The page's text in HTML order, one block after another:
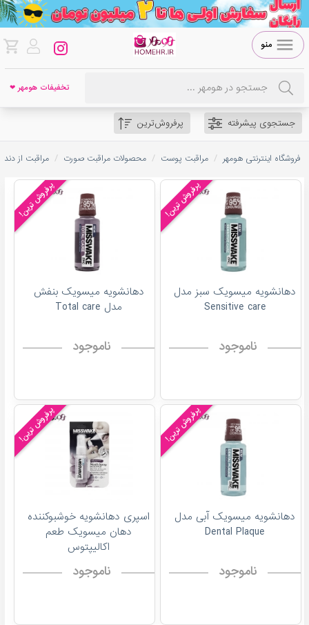
منو
تخفیفات هومهر ❤
جستجوی پیشرفته پرفروش‌ترین
فروشگاه اینترنتی هومهر / مراقبت پوست / محصولات مراقبت صورت / مراقبت از
پرفروش ترین!
دهانشویه میسویک سبز مدل
Sensitive care
ناموجود
پرفروش ترین!
دهانشویه میسویک بنفش
مدل Total care
ناموجود
پرفروش ترین!
دهانشویه میسویک آبی مدل
Dental Plaque
ناموجود
پرفروش ترین!
اسپری دهانشویه خوشبوکننده
دهان میسویک طعم
اکالیپتوس
ناموجود